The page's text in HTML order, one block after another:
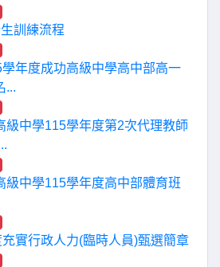
訓練流程
學年度成功高級中學高中部高一
...
級中學115學年度第2次代理教師
級中學115學年度高中部體育班
實行政人力(臨時人員)甄選簡章